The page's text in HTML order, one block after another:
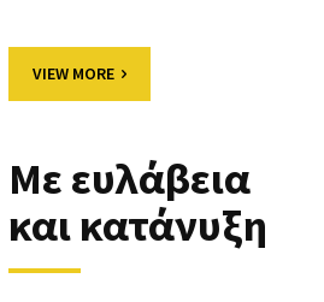
VIEW MORE
Με ευλάβεια
και κατάνυξη